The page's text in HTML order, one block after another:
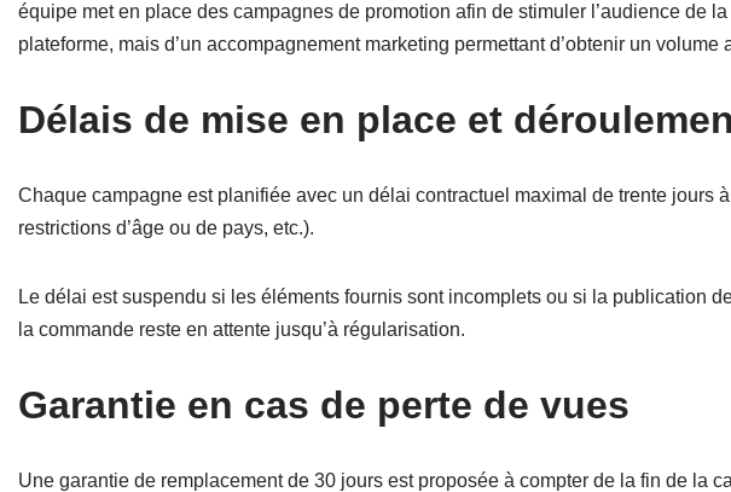
équipe met en place des campagnes de promotion afin de stimuler l’audience de
plateforme, mais d’un accompagnement marketing permettant d’obtenir un
Délais de mise en place et
Chaque campagne est planifiée avec un délai contractuel maximal de trente
restrictions d’âge ou de pays, etc.).
Le délai est suspendu si les éléments fournis sont incomplets ou si la publication
la commande reste en attente jusqu’à régularisation.
Garantie en cas de perte de vues
Une garantie de remplacement de 30 jours est proposée à compter de la fin de la